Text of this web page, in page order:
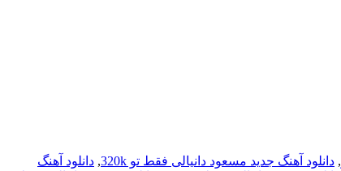
, دانلود آهنگ جدید مسعود دانیالی فقط تو 320k , دانلود آهنگ